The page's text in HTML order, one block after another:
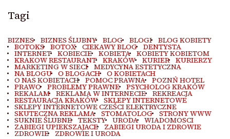
Tagi
BIZNES BIZNES ŚLUBNY BLOG BLOGI BLOG KOBIETY
BOTOKS BOTOX CIEKAWY BLOG DENTYSTA
INTERNET KOBIECIE KOBIETA KOBIETY KOBIETOM
KRAKOW RESTAURANT KRAKÓW KURIER KURIERZY
MARKETING W SIECI MEDYCYNA ESTETYCZNA
NA BLOGU O BLOGACH O KOBIETACH
O NAS KOBIETACH POMOC PRAWNA POZNŃ HOTEL
PRAWO PROBLEMY PRAWNE PSYCHOLOG KRAKÓW
REKALAM REKLAMA W INTERNECIE REKREACJA
RESTAURACJA KRAKÓW SKLEPY INTERNETOWE
SKLEPY INTERNETOWE CZEŚCI ELEKTRYCZNE
SKUTECZNA REKLAMA STOMATOLOG STRONY WWW
SUKNIE ŚLUBNE TEKSTY URODA WIADOMOSCI
ZABIEGI UPIEKSZAJACE ZABIEGI URODA I ZDROWIE
ZDROWIE ZDROWIE I URODA